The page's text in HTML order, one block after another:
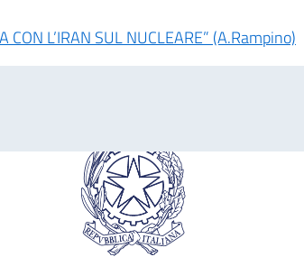
CON L’IRAN SUL NUCLEARE” (A.Rampino)